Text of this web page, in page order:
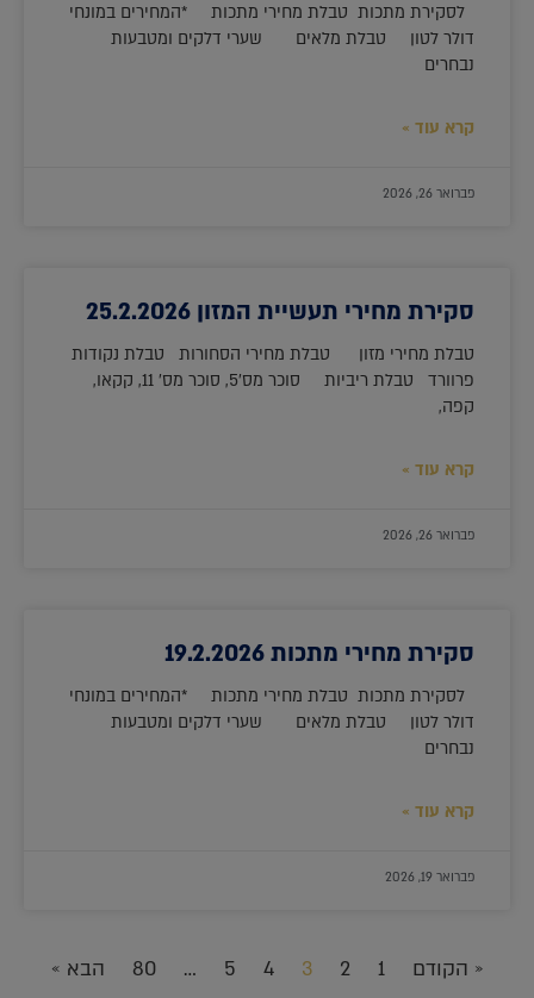
לסקירת מתכות טבלת מחירי מתכות *המחירים במונחי
דולר לטון טבלת מלאים שערי דלקים ומטבעות
נבחרים
קרא עוד »
פברואר 26, 2026
סקירת מחירי תעשיית המזון 25.2.2026
טבלת מחירי מזון טבלת מחירי הסחורות טבלת נקודות
פרוורד טבלת ריביות סוכר מס'5, סוכר מס' 11, קקאו,
קפה,
קרא עוד »
פברואר 26, 2026
סקירת מחירי מתכות 19.2.2026
לסקירת מתכות טבלת מחירי מתכות *המחירים במונחי
דולר לטון טבלת מלאים שערי דלקים ומטבעות
נבחרים
קרא עוד »
פברואר 19, 2026
« הקודם 1
2
3
4
5
…
80 הבא »